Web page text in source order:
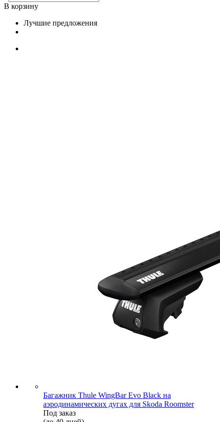
В корзину
Лучшие предложения
Багажник Thule WingBar Evo Black на
аэродинамических дугах для Skoda Roomster
Под заказ